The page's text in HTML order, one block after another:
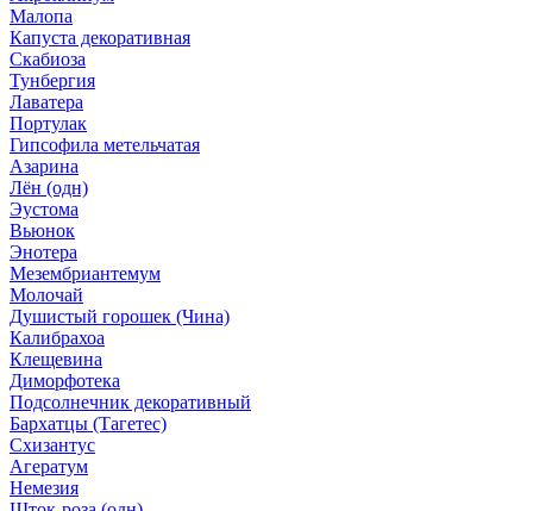
Малопа
Капуста декоративная
Скабиоза
Тунбергия
Лаватера
Портулак
Гипсофила метельчатая
Азарина
Лён (одн)
Эустома
Вьюнок
Энотера
Мезембриантемум
Молочай
Душистый горошек (Чина)
Калибрахоа
Клещевина
Диморфотека
Подсолнечник декоративный
Бархатцы (Тагетес)
Схизантус
Агератум
Немезия